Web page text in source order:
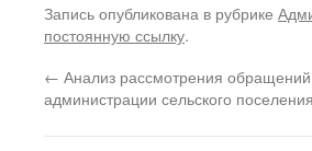
Запись опубликована в рубрике
постоянную ссылку.
← Анализ рассмотрения
администрации сельского поселения